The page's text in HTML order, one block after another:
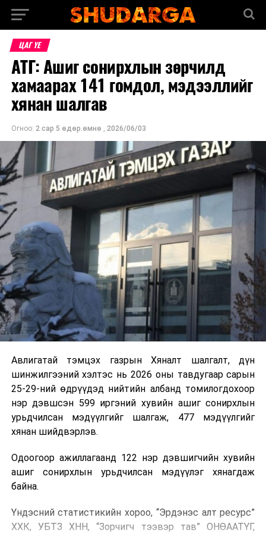
ЦАГ ҮЕ
АТГ: Ашиг сонирхлын зөрчилд
хамаарах 141 гомдол, мэдээллийг
хянан шалгав
Огноо: 2 сар 5 өдөр.өмнө , 2026/06/03
Авлигатай тэмцэх газрын Хяналт шалгалт, дүн
шинжилгээний хэлтэс нь 2026 оны тавдугаар сарын
25-29-ний өдрүүдэд нийтийн албанд томилогдохоор
нэр дэвшсэн 599 иргэний хувийн ашиг сонирхлын
урьдчилсан мэдүүлгийг шалгаж, 477 мэдүүлгийг
хянан шийдвэрлэв.
Одоогоор ажиллагаанд 122 нэр дэвшигчийн хувийн
ашиг сонирхлын урьдчилсан мэдүүлэг хянагдаж
байна.
Үндэсний статистикийн хороо, “Эрдэнэс алт ресурс”
ХХК, УБТЗ ХНН, “Зорчигч тээвэр тав” ОНӨААТҮГ,